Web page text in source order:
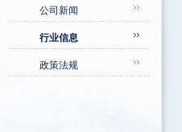
公司新闻
行业信息
政策法规